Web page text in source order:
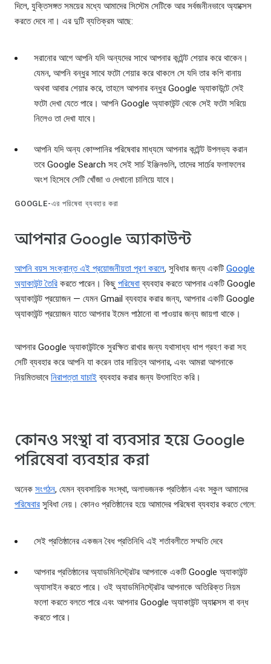
দিলে, যুক্তিসঙ্গত সময়ের মধ্যে আমাদের সিস্টেম সেটিকে আর সর্বজনীনভাবে অ্যাক্সেস
করতে দেবে না। এর দুটি ব্যতিক্রম আছে:
সরানোর আগে আপনি যদি অন্যদের সাথে আপনার কন্টেন্ট শেয়ার করে থাকেন।
যেমন, আপনি বন্ধুর সাথে ফটো শেয়ার করে থাকলে সে যদি তার কপি বানায়
অথবা আবার শেয়ার করে, তাহলে আপনার বন্ধুর Google অ্যাকাউন্টে সেই
ফটো দেখা যেতে পারে। আপনি Google অ্যাকাউন্ট থেকে সেই ফটো সরিয়ে
নিলেও তা দেখা যাবে।
আপনি যদি অন্য কোম্পানির পরিষেবার মাধ্যমে আপনার কন্টেন্ট উপলভ্য করান
তবে Google Search সহ সেই সার্চ ইঞ্জিনগুলি, তাদের সার্চের ফলাফলের
অংশ হিসেবে সেটি খোঁজা ও দেখানো চালিয়ে যাবে।
GOOGLE-এর পরিষেবা ব্যবহার করা
আপনার Google অ্যাকাউন্ট
আপনি বয়স সংক্রান্ত এই প্রয়োজনীয়তা পূরণ করলে, সুবিধার জন্য একটি Google
অ্যাকাউন্ট তৈরি করতে পারেন। কিছু পরিষেবাব্যবহার করতে আপনার একটি Google
অ্যাকাউন্ট প্রয়োজন — যেমন Gmail ব্যবহার করার জন্য, আপনার একটি Google
অ্যাকাউন্ট প্রয়োজন যাতে আপনার ইমেল পাঠানো বা পাওয়ার জন্য জায়গা থাকে।
আপনার Google অ্যাকাউন্টকে সুরক্ষিত রাখার জন্য যথাসাধ্য ধাপ গ্রহণ করা সহ
সেটি ব্যবহার করে আপনি যা করেন তার দায়িত্ব আপনার, এবং আমরা আপনাকে
নিয়মিতভাবে নিরাপত্তা যাচাইব্যবহার করার জন্য উৎসাহিত করি।
কোনও সংস্থা বা ব্যবসার হয়ে Google
পরিষেবা ব্যবহার করা
অনেক সংগঠন, যেমন ব্যবসায়িক সংস্থা, অলাভজনক প্রতিষ্ঠান এবং স্কুল আমাদের
পরিষেবার সুবিধা নেয়। কোনও প্রতিষ্ঠানের হয়ে আমাদের পরিষেবা ব্যবহার করতে গেলে:
সেই প্রতিষ্ঠানের একজন বৈধ প্রতিনিধি এই শর্তাবলীতে সম্মতি দেবে
আপনার প্রতিষ্ঠানের অ্যাডমিনিস্ট্রেটর আপনাকে একটি Google অ্যাকাউন্ট
অ্যাসাইন করতে পারে। ওই অ্যাডমিনিস্ট্রেটর আপনাকে অতিরিক্ত নিয়ম
ফলো করতে বলতে পারে এবং আপনার Google অ্যাকাউন্ট অ্যাক্সেস বা বন্ধ
করতে পারে।